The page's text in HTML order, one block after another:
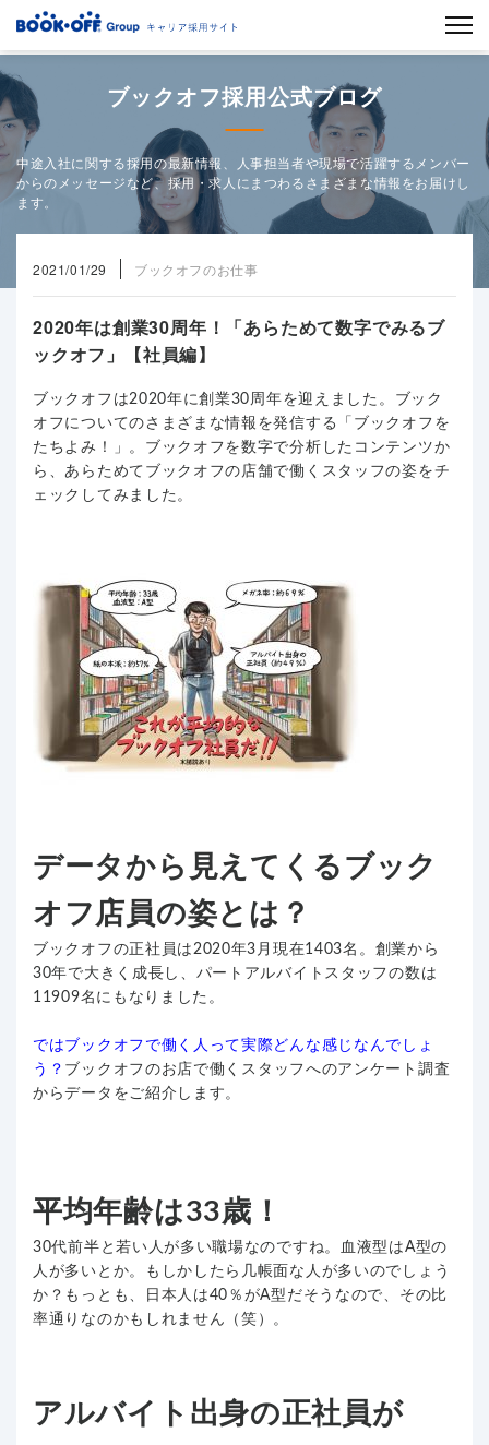
ブックオフ採用公式ブログ
中途入社に関する採用の最新情報、人事担当者や現場で活躍するメンバー
からのメッセージなど、採用・求人にまつわるさまざまな情報をお届けし
ます。
2021/01/29 ブックオフのお仕事
2020年は創業30周年！「あらためて数字でみるブ
ックオフ」【社員編】
ブックオフは2020年に創業30周年を迎えました。ブック
オフについてのさまざまな情報を発信する「ブックオフを
たちよみ！」。ブックオフを数字で分析したコンテンツか
ら、あらためてブックオフの店舗で働くスタッフの姿をチ
ェックしてみました。
データから見えてくるブック
オフ店員の姿とは？
ブックオフの正社員は2020年3月現在1403名。創業から
30年で大きく成長し、パートアルバイトスタッフの数は
11909名にもなりました。
ではブックオフで働く人って実際どんな感じなんでしょ
う？ ブックオフのお店で働くスタッフへのアンケート調査
からデータをご紹介します。
平均年齢は33歳！
30代前半と若い人が多い職場なのですね。血液型はA型の
人が多いとか。もしかしたら几帳面な人が多いのでしょう
か？もっとも、日本人は40％がA型だそうなので、その比
率通りなのかもしれません（笑）。
アルバイト出身の正社員が